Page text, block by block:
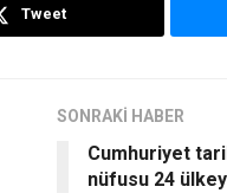
Tweet
SONRAKİ HABER
Cumhuriyet
nüfusu 24